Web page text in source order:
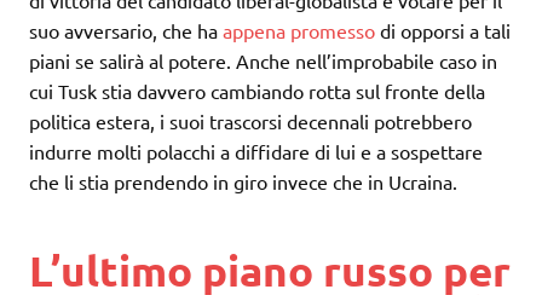
suo avversario, che ha appena promesso di opporsi a tali
piani se salirà al potere. Anche nell’improbabile caso in
cui Tusk stia davvero cambiando rotta sul fronte della
politica estera, i suoi trascorsi decennali potrebbero
indurre molti polacchi a diffidare di lui e a sospettare
che li stia prendendo in giro invece che in Ucraina.
L’ultimo piano russo per